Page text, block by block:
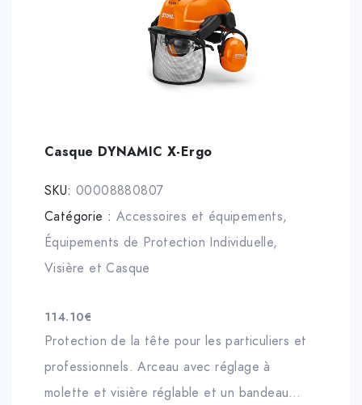
la protection auditive permet d’éviter de se
coincer dans les branches.
Casque DYNAMIC X-Ergo
SKU: 00008880807
Catégorie : Accessoires et équipements,
Équipements de Protection Individuelle,
Visière et Casque
114.10€
Protection de la tête pour les particuliers et
professionnels. Arceau avec réglage à
molette et visière réglable et un bandeau